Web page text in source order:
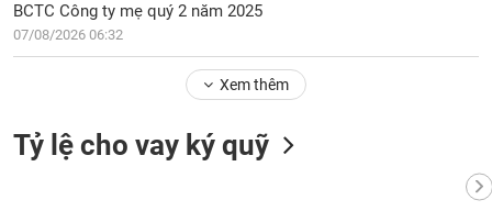
BCTC Công ty mẹ quý 2 năm 2025
07/08/2026 06:32
Xem thêm
Tỷ lệ cho vay ký quỹ